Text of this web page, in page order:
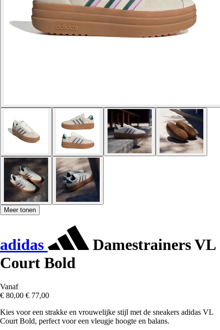
Meer tonen
adidas
Damestrainers VL
Court Bold
Vanaf
€ 80,00 € 77,00
Kies voor een strakke en vrouwelijke stijl met de sneakers adidas VL
Court Bold, perfect voor een vleugje hoogte en balans.